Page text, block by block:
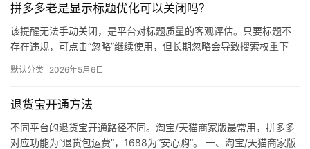
媒
体
社
拼多多老是显示标题优化可以关闭吗？
该提醒无法手动关闭，是平台对标题质量的客观评估。只要标题不
存在违规，可点击“忽略”继续使用，但长期忽略会导致搜索权重下
默认分类 2026年5月6日
退货宝开通方法
不同平台的退货宝开通路径不同。淘宝/天猫商家版最常用，拼多多
对应功能为“退货包运费”，1688为“安心购”。 一、淘宝/天猫商家版